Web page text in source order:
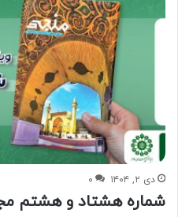
دی ۲, ۱۴۰۴ ۰
شماره هشتاد و هشتم